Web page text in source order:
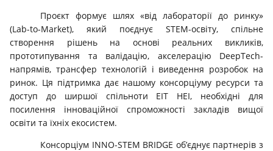
Проєкт формує шлях «від лабораторії до ринку»
(Lab-to-Market), який поєднує STEM-освіту, спільне
створення рішень на основі реальних викликів,
прототипування та валідацію, акселерацію DeepTech-
напрямів, трансфер технологій і виведення розробок на
ринок. Ця підтримка дає нашому консорціуму ресурси та
доступ до ширшої спільноти EIT HEI, необхідні для
посилення інноваційної спроможності закладів вищої
освіти та їхніх екосистем.
Консорціум INNO-STEM BRIDGE об’єднує партнерів з